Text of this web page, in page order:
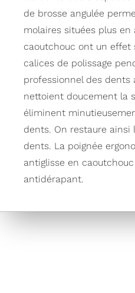
de brosse angulée
molaires situées plus en
caoutchouc ont un effet
calices de polissage
professionnel des dents
nettoient doucement la
éliminent
dents. On restaure ainsi
dents. La poignée
antiglisse en
antidérapant.